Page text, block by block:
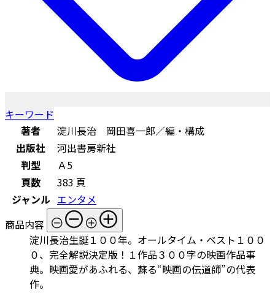
キーワード
著者
淀川長治 岡田喜一郎／編・構成
出版社
河出書房新社
判型
Ａ5
頁数
383 頁
ジャンル エンタメ
商品内容
淀川長治生誕１００年。オールタイム・ベスト１００
０、完全解説決定版！１作品３００字の映画作品事
典。映画愛があふれる、蘇る“映画の伝道師”の代表
作。